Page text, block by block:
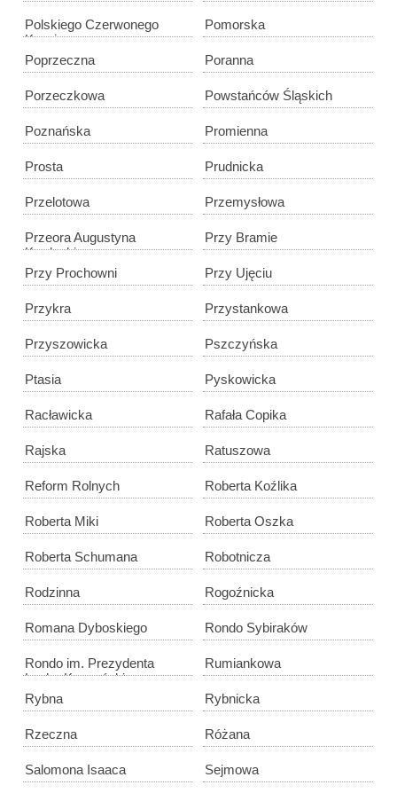
Polskiego Czerwonego
Krzyża
Pomorska
Poprzeczna Poranna
Porzeczkowa Powstańców Śląskich
Poznańska Promienna
Prosta Prudnicka
Przelotowa Przemysłowa
Przeora Augustyna
Kordeckiego
Przy Bramie
Przy Prochowni Przy Ujęciu
Przykra Przystankowa
Przyszowicka Pszczyńska
Ptasia Pyskowicka
Racławicka Rafała Copika
Rajska Ratuszowa
Reform Rolnych Roberta Koźlika
Roberta Miki Roberta Oszka
Roberta Schumana Robotnicza
Rodzinna Rogoźnicka
Romana Dyboskiego Rondo Sybiraków
Rondo im. Prezydenta
Lecha Kaczyńskiego
Rumiankowa
Rybna Rybnicka
Rzeczna Różana
Salomona Isaaca Sejmowa